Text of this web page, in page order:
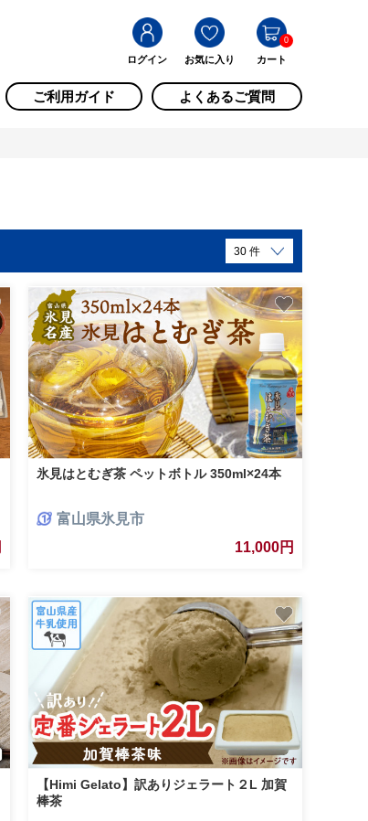
ログイン お気に入り カート
0
ご利用ガイド よくあるご質問
氷見はとむぎ茶 ペットボトル 350ml×24本
富山県氷見市
11,000円
【Himi Gelato】訳ありジェラート２L 加賀
棒茶